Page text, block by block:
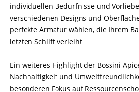
individuellen Bedürfnisse und
verschiedenen Designs und
perfekte Armatur wählen, die Ihrem
letzten Schliff verleiht.
Ein weiteres Highlight der Bossini
Nachhaltigkeit und
besonderen Fokus auf